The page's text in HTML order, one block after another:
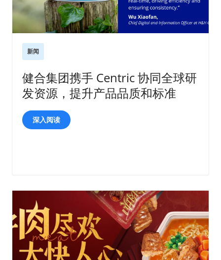
新闻
健合集团携手 Centric 协同全球研
发资源，提升产品品质和标准
深入阅读